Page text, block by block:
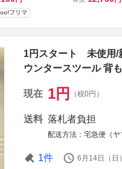
ア カントリー調
さ78cm
フリマ
1円スタート 未使用/
ウンタースツール 背
現在 1円 （税0円）
送料 落札者負担
配送方法 宅急便（ヤ
1件 6月14日（日